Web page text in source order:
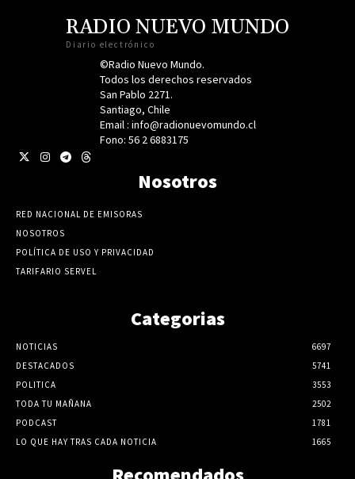
RADIO NUEVO MUNDO
Diario electrónico
©Radio Nuevo Mundo.
Todos los derechos reservados
San Pablo 2271.
Santiago, Chile
Email : info@radionuevomundo.cl
Fono: 56 2 6883175
Nosotros
RED NACIONAL DE EMISORAS
NOSOTROS
POLÍTICA DE USO Y PRIVACIDAD
TARIFARIO SERVEL
Categorias
NOTICIAS
6697
DESTACADOS
5741
POLITICA
3553
TODA TU MAÑANA
2502
PODCAST
1781
LO QUE HAY TRAS CADA NOTICIA
1665